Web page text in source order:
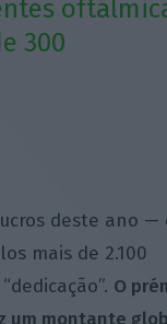
300
deste ano —
mais de 2.100
O